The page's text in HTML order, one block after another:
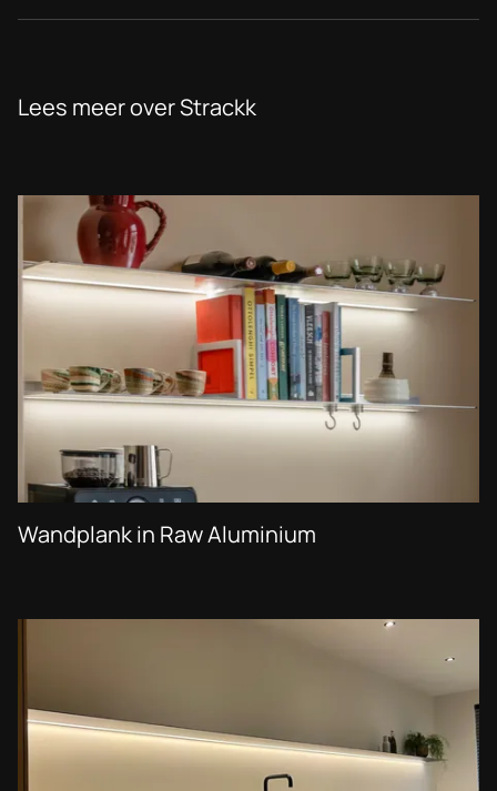
Lees meer over Strackk
Wandplank in Raw Aluminium